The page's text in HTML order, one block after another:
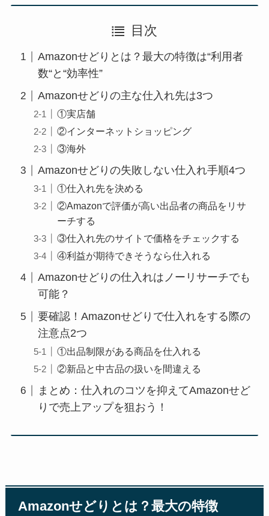
目次
Amazonせどりとは？最大の特徴は“利用者
数“と“効率性”
Amazonせどりの主な仕入れ先は3つ
①実店舗
②インターネットショッピング
③海外
Amazonせどりの失敗しない仕入れ手順4つ
①仕入れ先を決める
②Amazonで評価が高い出品者の商品をリサ
ーチする
③仕入れ先のサイトで価格をチェックする
④利益が期待できそうなら仕入れる
Amazonせどりの仕入れはノーリサーチでも
可能？
要確認！Amazonせどりで仕入れをする際の
注意点2つ
①出品制限がある商品を仕入れる
②新品と中古品の扱いを間違える
まとめ：仕入れのコツを抑えてAmazonせど
りで売上アップを狙おう！
Amazonせどりとは？最大の特徴